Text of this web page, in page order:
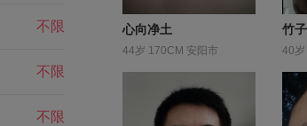
不限
不限
不限
心向净土
44岁 170CM 安阳市
竹
40岁